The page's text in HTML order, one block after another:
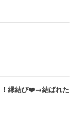
！縁結び❤️→結ばれた